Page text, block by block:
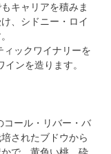
キャリアを積みま
、シドニー・ロイ
ィックワイナリーを
ンを造ります。
コール・リバー・バ
されたブドウから